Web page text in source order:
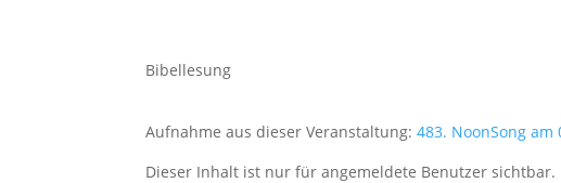
Bibellesung
Aufnahme aus dieser Veranstaltung:483. NoonSong am
Dieser Inhalt ist nur für angemeldete Benutzer sichtbar.